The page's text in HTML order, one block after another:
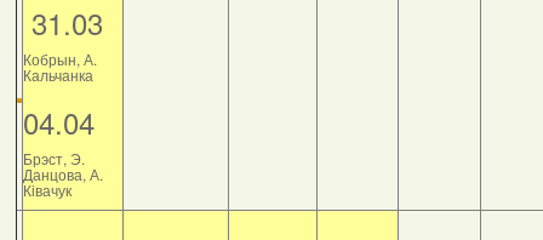
31.03
Кобрын, А.
Кальчанка
04.04
Брэст, Э.
Данцова, А.
Ківачук